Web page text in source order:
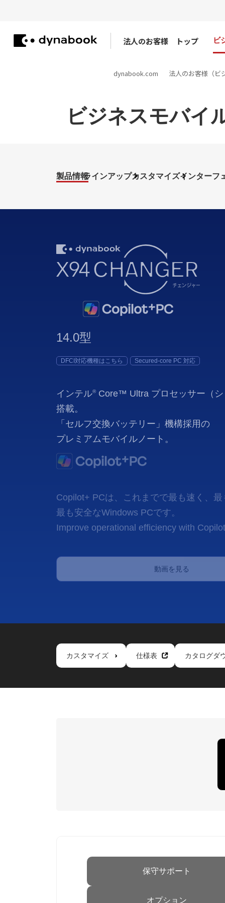
法人のお客様 トップ ビ
dynabook.com 法人のお客様（ビ
ビジネスモバイ
製品情報ラインアップカスタマイズインターフ
14.0型
DFCI対応機種はこちら Secured-core PC 対応
インテル®Core™ Ultra プロセッサー（シ
搭載。
「セルフ交換バッテリー」機構採用の
プレミアムモバイルノート。
動画を見る
カスタマイズ 仕様表 カタログダ
保守サポート
オプション